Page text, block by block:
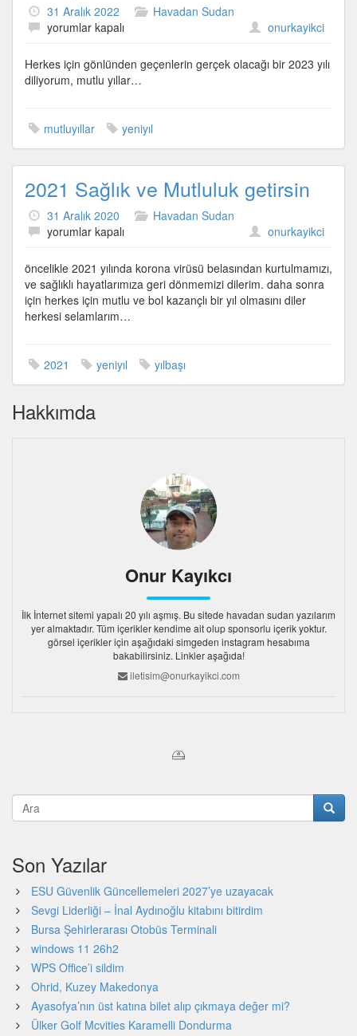
31 Aralık 2022
Havadan Sudan
Yeni
kutlarım
için
yorumlar kapalı onurkayikci
Herkes için gönlünden geçenlerin gerçek olacağı bir 2023 yılı
diliyorum, mutlu yıllar…
mutluyıllar yeniyıl
2021 Sağlık ve Mutluluk getirsin
31 Aralık 2020
Havadan Sudan
2021
ve
Mutluluk
getirsin
için
yorumlar kapalı onurkayikci
öncelikle 2021 yılında korona virüsü belasından kurtulmamızı,
ve sağlıklı hayatlarımıza geri dönmemizi dilerim. daha sonra
için herkes için mutlu ve bol kazançlı bir yıl olmasını diler
herkesi selamlarım…
2021 yeniyıl yılbaşı
Hakkımda
Onur Kayıkcı
İlk İnternet sitemi yapalı 20 yılı aşmış. Bu sitede havadan sudan yazılarım
yer almaktadır. Tüm içerikler kendime ait olup sponsorlu içerik yoktur.
görsel içerikler için aşağıdaki simgeden instagram hesabıma
bakabilirsiniz. Linkler aşağıda!
iletisim@onurkayikci.com
Son Yazılar
ESU Güvenlik Güncellemeleri 2027’ye uzayacak
Sevgi Liderliği – İnal Aydınoğlu kitabını bitirdim
Bursa Şehirlerarası Otobüs Terminali
windows 11 26h2
WPS Office’i sildim
Ohrid, Kuzey Makedonya
Ayasofya’nın üst katına bilet alıp çıkmaya değer mi?
Ülker Golf Mcvities Karamelli Dondurma